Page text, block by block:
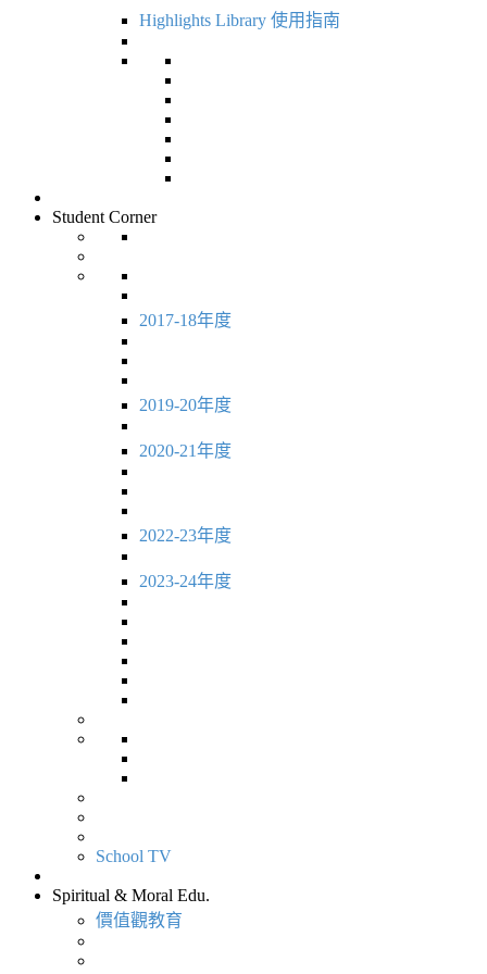
Highlights Library 使用指南
Student Corner
2017-18年度
2019-20年度
2020-21年度
2022-23年度
2023-24年度
School TV
Spiritual & Moral Edu.
價值觀教育